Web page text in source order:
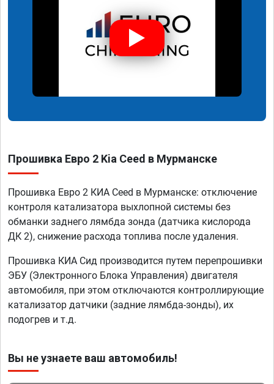
Прошивка Евро 2 Kia Ceed в Мурманске
Прошивка Евро 2 КИА Ceed в Мурманске: отключение
контроля катализатора выхлопной системы без
обманки заднего лямбда зонда (датчика кислорода
ДК 2), снижение расхода топлива после удаления.
Прошивка КИА Сид производится путем перепрошивки
ЭБУ (Электронного Блока Управления) двигателя
автомобиля, при этом отключаются контроллирующие
катализатор датчики (задние лямбда-зонды), их
подогрев и т.д.
Вы не узнаете ваш автомобиль!